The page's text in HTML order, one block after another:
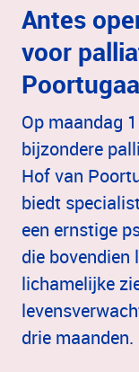
Antes
voor
Op maandag
bijzondere
Hof van
biedt
een ernstige
die bovendien
lichamelijke
drie maanden.